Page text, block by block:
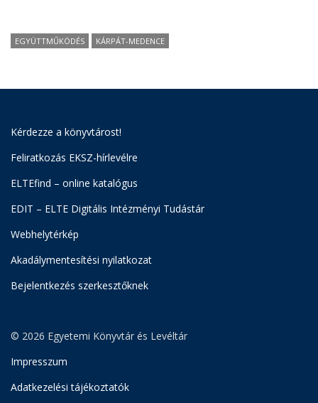
EGYÜTTMŰKÖDÉS KÁRPÁT-MEDENCE
Kérdezze a könyvtárost!
Feliratkozás EKSZ-hírlevélre
ELTEfind – online katalógus
EDIT – ELTE Digitális Intézményi Tudástár
Webhelytérkép
Akadálymentesítési nyilatkozat
Bejelentkezés szerkesztőknek
© 2026 Egyetemi Könyvtár és Levéltár
Impresszum
Adatkezelési tájékoztatók